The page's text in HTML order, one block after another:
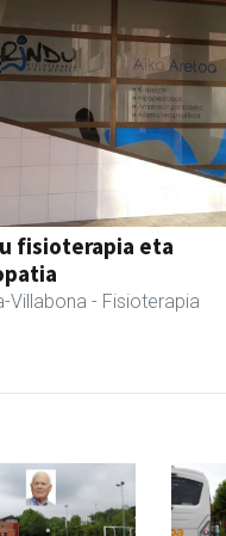
fisioterapia eta
Villabona - Fisioterapia